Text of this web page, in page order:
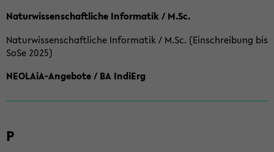
Naturwissenschaftliche Informatik / M.Sc.
Naturwissenschaftliche Informatik / M.Sc. (Einschreibung bis
SoSe 2025)
NEOLAiA-Angebote / BA IndiErg
P